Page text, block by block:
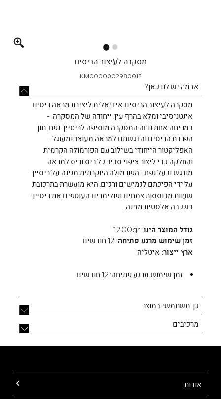
Full
מסקרה לעיצוב הריסים
KM000000298001B
אז מה יש לנו כאן?
כך תשתמשי במוצר
מרכיבים
מסקרה לעיצוב הריסים אידיאלית ליצירת מראה ריסים
אינטניסיבי ומלא בהרף עין. ייחודה של המסקרה: -
במריחה אחת נוחה המסקרה מוסיפה לריסייך נפח, תוך
הפרדת הריסים והדגשתם למראה מעוצב ומעוגל. -
האפליקטור הייחודי בשילוב עם הפורמולה הקרמית
והחלקה כדי ליצור ציפוי סביב כל ריס וריס למראה
מודגש ובעל נפח. -הפורמולה היוקרתית מגינה על ריסייך
על ידי הפיכתם לגמישים ורכים. היא מועשרת בתרכובת
שעוות מבוססות צמחים ופולימרים העוטפים את ריסייך
בשכבה אלסטית מזינה.
גודל המוצר הינו:12.00gr
זמן שימוש מרגע פתיחה: 12 חודשים
ארץ ייצור: איטליה
זמן שימוש מרגע פתיחה: 12 חודשים
אודות